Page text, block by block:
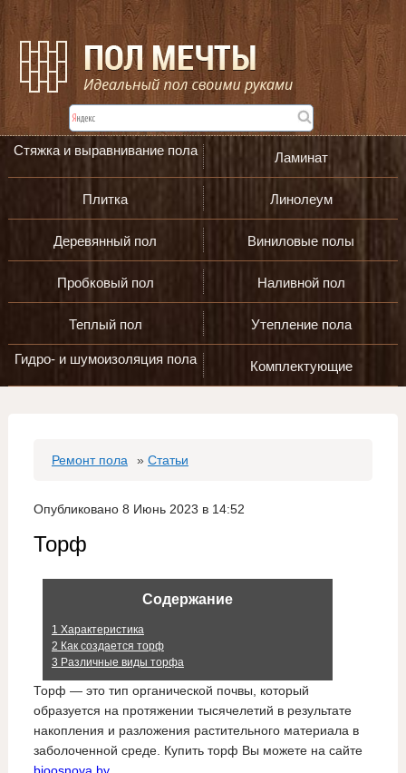
Стяжка и выравнивание пола Ламинат
Плитка Линолеум
Деревянный пол Виниловые полы
Пробковый пол Наливной пол
Теплый пол Утепление пола
Гидро- и шумоизоляция пола Комплектующие
Ремонт пола » Статьи
Опубликовано 8 Июнь 2023 в 14:52
Торф
Содержание
1 Характеристика
2 Как создается торф
3 Различные виды торфа
Торф — это тип органической почвы, который
образуется на протяжении тысячелетий в результате
накопления и разложения растительного материала в
заболоченной среде. Купить торф Вы можете на сайте